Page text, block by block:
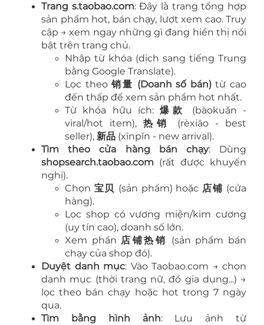
Trang s.taobao.com: Đây là trang tổng hợp
sản phẩm hot, bán chạy, lượt xem cao. Truy
cập → xem ngay những gì đang hiển thị nổi
bật trên trang chủ.
Nhập từ khóa (dịch sang tiếng Trung
bằng Google Translate).
Lọc theo销量 (Doanh số bán)từ cao
đến thấp để xem sản phẩm hot nhất.
Từ khóa hữu ích: 爆款
(bàokuǎn -
viral/hot item),热销
(rèxiāo - best
seller), 新品 (xīnpǐn - new arrival).
Tìm theo cửa hàng bán chạy: Dùng
shopsearch.taobao.com (rất được khuyến
nghị).
Chọn 宝贝 (sản phẩm) hoặc 店铺 (cửa
hàng).
Lọc shop có vương miện/kim cương
(uy tín cao), doanh số lớn.
Xem phần 店铺热销
(sản phẩm bán
chạy của shop đó).
Duyệt danh mục: Vào Taobao.com → chọn
danh mục (thời trang nữ, đồ gia dụng...) →
lọc theo bán chạy hoặc hot trong 7 ngày
qua.
Tìm bằng hình ảnh: Lưu ảnh từ